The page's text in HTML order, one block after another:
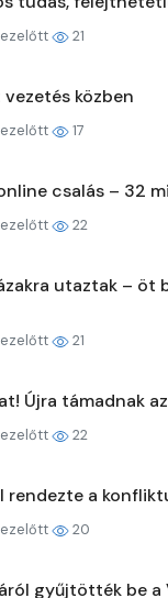
ezelőtt 21
vezetés közben
ezelőtt 17
csalás – 32
ezelőtt 22
utaztak – öt
ezelőtt 21
Újra támadnak
ezelőtt 22
rendezte a
ezelőtt 20
gyűjtötték be a